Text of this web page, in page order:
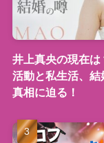
井上真央の現在は
活動と私生活、結
真相に迫る！